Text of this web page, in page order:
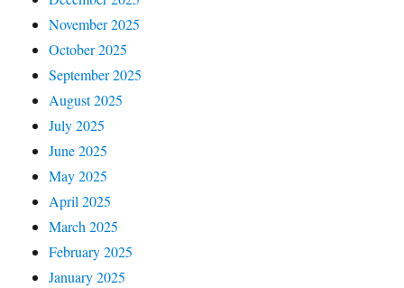
November 2025
October 2025
September 2025
August 2025
July 2025
June 2025
May 2025
April 2025
March 2025
February 2025
January 2025